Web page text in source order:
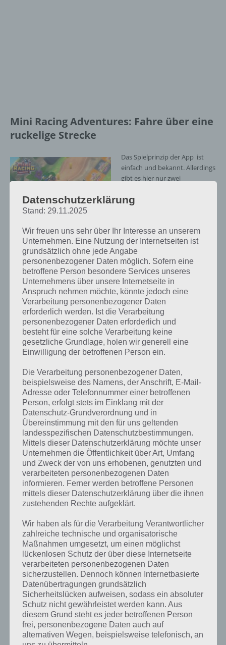
Mini Racing Adventures: Fahre über eine
ruckelige Strecke
Screenshot – (c) Diori
Cergy
Das Spielprinzip der App ist
einfach und bekannt. Allerdings
gibt es hier nur zwei
und Bremse. Damit müsst ihr
Überschlag zu machen oder
das euch die Zeit ausgeht.
Daher ist es manchmal ratsam
vor einer Kuhle auf die Bremse zu gehen und so mit mehr Schwung
wieder nach oben zu fahren. In Mini Racing Adventures gibt es eine
Währung: Münzen. Diese werden benötigt, um das Fahrzeug zu
upgraden, weitere Fahrzeuge und Strecken freizuschalten. Im Spiel
sammelt ihr dabei Münzen ein, die euch dann auf euer Gesamtkonto
gutgeschrieben werden. Allerdings muss man sehr viel spielen, um
die 4000 Münzen für eine weitere Strecke zu sammeln.
Bei den Spielmodi gibt es, wenn man alleine spielt, den klassischen
Spielmodi, einen Geistermodi, in welchem ihr gegen eure bisher
beste Weite antretet und einen Battle Mode, in welchem ihr gegen
einen Computergegner antretet.
Spiele gegen Freunde und Spieler auf der
ganzen Welt
Ein tolles Feature bei Mini Racing Adventures ist sicherlich der Live
Multiplayer Spielmodi. In diesem trefft ihr zufallsbasiert auf einen
anderen Spieler, den ihr nun besiegen müsst. Ebenfalls könnt ihr
aber auch einen Freund herausfordern. Was zunächst nach einer
tollen Funktion in der App anhört, ist es leider nicht. Denn um hier
anzutreten, werden zunächst einmal 500 Münzen benötigt. Diese
Ein weiterer Nachteil: Der Sieg wird ebenfalls nur mit 500 Münzen
vergütet. Da stellt sich sofort die Frage, warum man dann ein solches
Match starten sollte. Wer zudem Münzen gegen einen In-App-Kauf
holt, der kann sein Auto viel schneller upgraden, was einem Pay-2-
Win-Spielprinzip sehr nahe kommt. Daher können wir euch Mini
Racing Adventures nicht voll empfehlen, was den Multiplayer Modus
anbelangt.
Trailer zu Mini Racing Adventures
Datenschutzerklärung
Stand: 29.11.2025
Wir freuen uns sehr über Ihr Interesse an unserem
Unternehmen. Eine Nutzung der Internetseiten ist
grundsätzlich ohne jede Angabe
personenbezogener Daten möglich. Sofern eine
betroffene Person besondere Services unseres
Unternehmens über unsere Internetseite in
Anspruch nehmen möchte, könnte jedoch eine
Verarbeitung personenbezogener Daten
erforderlich werden. Ist die Verarbeitung
personenbezogener Daten erforderlich und
besteht für eine solche Verarbeitung keine
gesetzliche Grundlage, holen wir generell eine
Einwilligung der betroffenen Person ein.
Die Verarbeitung personenbezogener Daten,
beispielsweise des Namens, der Anschrift, E-Mail-
Adresse oder Telefonnummer einer betroffenen
Person, erfolgt stets im Einklang mit der
Datenschutz-Grundverordnung und in
Übereinstimmung mit den für uns geltenden
landesspezifischen Datenschutzbestimmungen.
Mittels dieser Datenschutzerklärung möchte unser
Unternehmen die Öffentlichkeit über Art, Umfang
und Zweck der von uns erhobenen, genutzten und
verarbeiteten personenbezogenen Daten
informieren. Ferner werden betroffene Personen
mittels dieser Datenschutzerklärung über die ihnen
zustehenden Rechte aufgeklärt.
Wir haben als für die Verarbeitung Verantwortlicher
zahlreiche technische und organisatorische
Maßnahmen umgesetzt, um einen möglichst
lückenlosen Schutz der über diese Internetseite
verarbeiteten personenbezogenen Daten
sicherzustellen. Dennoch können Internetbasierte
Datenübertragungen grundsätzlich
Sicherheitslücken aufweisen, sodass ein absoluter
Schutz nicht gewährleistet werden kann. Aus
diesem Grund steht es jeder betroffenen Person
frei, personenbezogene Daten auch auf
alternativen Wegen, beispielsweise telefonisch, an